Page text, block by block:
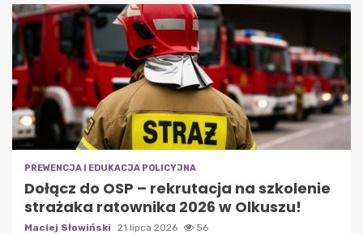
PREWENCJA I EDUKACJA POLICYJNA
Dołącz do OSP – rekrutacja na szkolenie
strażaka ratownika 2026 w Olkuszu!
Maciej Słowiński 21 lipca 2026 56